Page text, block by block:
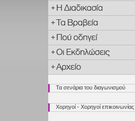
Τα σενάρια του διαγωνισμού
Χορηγοί - Χορηγοί επικοινωνίας